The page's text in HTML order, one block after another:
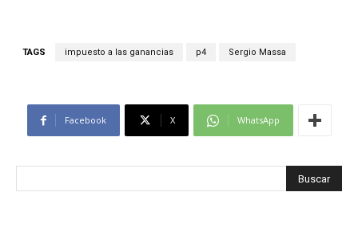
TAGS impuesto a las ganancias p4 Sergio Massa
Facebook X WhatsApp